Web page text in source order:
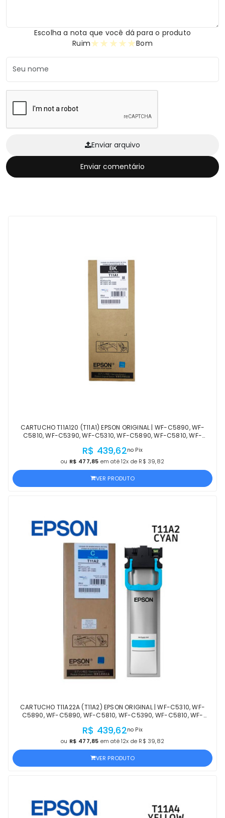
Escolha a nota que você dá para o produto
Ruim
★
★
★
★
★ Bom
Enviar arquivo
Enviar comentário
CARTUCHO T11A120 (T11A1) EPSON ORIGINAL | WF-C5890, WF-
C5810, WF-C5390, WF-C5310, WF-C5890, WF-C5810, WF-
R$ 439,62no Pix
ou R$ 477,85 em até 12x de R$ 39,82
VER PRODUTO
CARTUCHO T11A22A (T11A2) EPSON ORIGINAL | WF-C5310, WF-
C5890, WF-C5890, WF-C5810, WF-C5390, WF-C5810, WF-
R$ 439,62no Pix
ou R$ 477,85 em até 12x de R$ 39,82
VER PRODUTO